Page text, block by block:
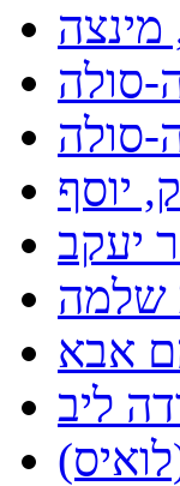
מינצה
סולה
סולה
יוסף
יעקב
שלמה
אבא
ליב